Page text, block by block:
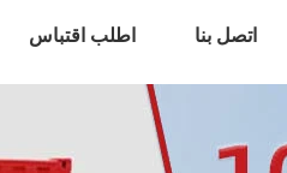
اتصل بنا اطلب اقتباس